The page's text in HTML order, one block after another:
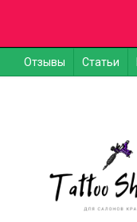
Отзывы Статьи